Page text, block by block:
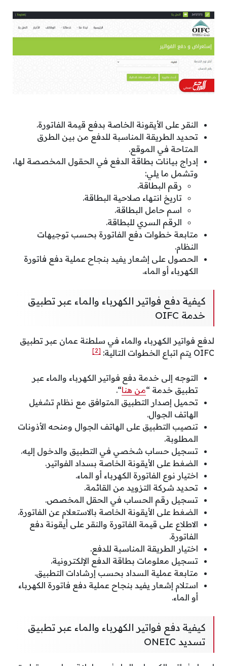
النقر على الأيقونة الخاصة بدفع قيمة الفاتورة.
تحديد الطريقة المناسبة للدفع من بين الطرق
المتاحة في الموقع.
إدراج بيانات بطاقة الدفع في الحقول المخصصة لها،
وتشمل ما يلي:
رقم البطاقة.
تاريخ انتهاء صلاحية البطاقة.
اسم حامل البطاقة.
الرقم السري للبطاقة.
متابعة خطوات دفع الفاتورة بحسب توجيهات
النظام.
الحصول على إشعار يفيد بنجاح عملية دفع فاتورة
الكهرباء أو الماء.
كيفية دفع فواتير الكهرباء والماء عبر تطبيق
خدمة OIFC
لدفع فواتير الكهرباء والماء في سلطنة عمان عبر تطبيق
OIFC يتم اتباع الخطوات التالية:
[2]
التوجه إلى خدمة دفع فواتير الكهرباء والماء عبر
تطبيق خدمة “من هنا“.
تحميل إصدار التطبيق المتوافق مع نظام تشغيل
الهاتف الجوال.
تنصيب التطبيق على الهاتف الجوال ومنحه الأذونات
المطلوبة.
تسجيل حساب شخصي في التطبيق والدخول إليه.
الضغط على الأيقونة الخاصة بسداد الفواتير.
اختيار نوع الفاتورة الكهرباء أو الماء.
تحديد شركة التزويد من القائمة.
تسجيل رقم الحساب في الحقل المخصص.
الضغط على الأيقونة الخاصة بالاستعلام عن الفاتورة.
الاطلاع على قيمة الفاتورة والنقر على أيقونة دفع
الفاتورة.
اختيار الطريقة المناسبة للدفع.
تسجيل معلومات بطاقة الدفع الإلكترونية.
متابعة عملية السداد بحسب إرشادات التطبيق.
استلام إشعار يفيد بنجاح عملية دفع فاتورة الكهرباء
أو الماء.
كيفية دفع فواتير الكهرباء والماء عبر تطبيق
تسديد ONEIC